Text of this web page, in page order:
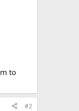
to
#2